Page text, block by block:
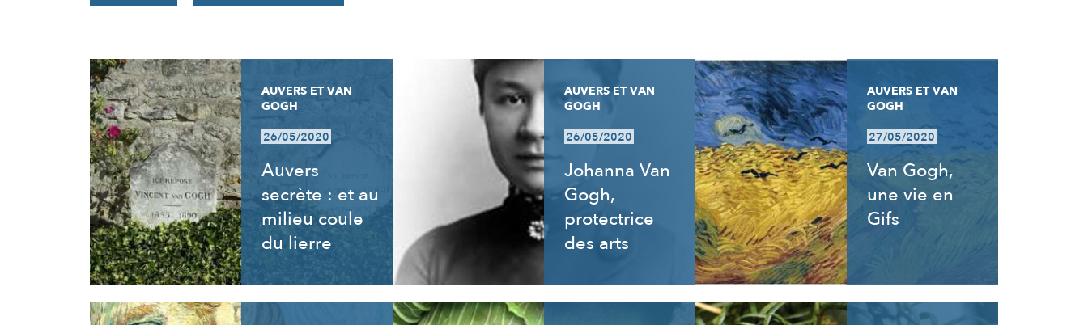
RÉSULTATS
AUVERS ET VAN
GOGH
26/05/2020
Auvers
secrète : et au
milieu coule
du lierre
AUVERS ET VAN
GOGH
26/05/2020
Johanna Van
Gogh,
protectrice
des arts
AUVERS ET VAN
GOGH
27/05/2020
Van Gogh,
une vie en
Gifs